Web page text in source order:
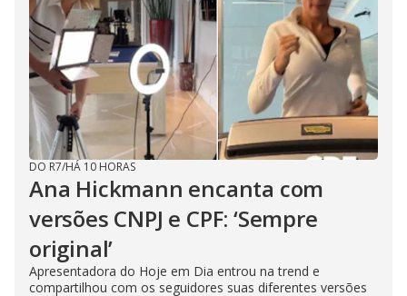
DO R7/HÁ 10 HORAS
Ana Hickmann encanta com
versões CNPJ e CPF: ‘Sempre
original’
Apresentadora do Hoje em Dia entrou na trend e
compartilhou com os seguidores suas diferentes versões